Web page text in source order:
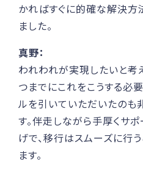
かればすぐに的確な解決方
ました。
真野：
われわれが実現したいと考
つまでにこれをこうする必
ルを引いていただいたのも
す。伴走しながら手厚くサ
げで、移行はスムーズに行
ます。